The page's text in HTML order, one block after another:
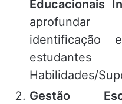
Educacionais
aprofundar
identificação
Habilidades/
Gestão